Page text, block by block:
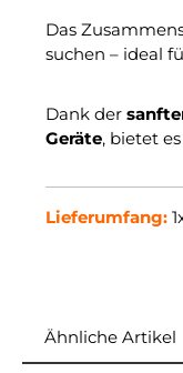
Das
suchen – ideal
Dank der
Geräte, bietet
Lieferumfang:
Ähnliche Artikel